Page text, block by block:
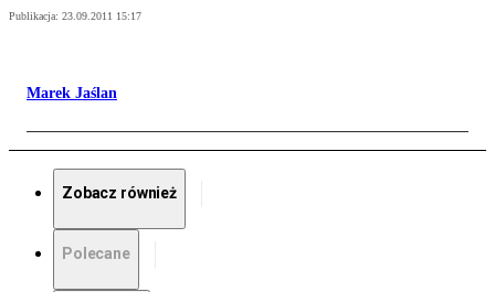
Publikacja: 23.09.2011 15:17
Marek Jaślan
Zobacz również
Polecane